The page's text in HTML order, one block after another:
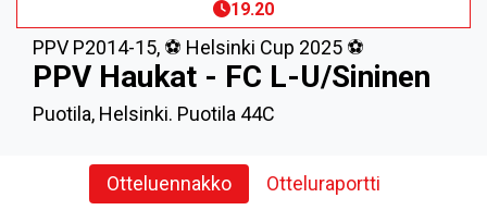
19.20
PPV P2014-15, ⚽️ Helsinki Cup 2025 ⚽️
PPV Haukat - FC L-U/Sininen
Puotila, Helsinki. Puotila 44C
Otteluennakko Otteluraportti